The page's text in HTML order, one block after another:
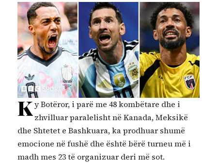
Ky Botëror, i parë me 48 kombëtare dhe i
zhvilluar paralelisht në Kanada, Meksikë
dhe Shtetet e Bashkuara, ka prodhuar shumë
emocione në fushë dhe është bërë turneu më i
madh mes 23 të organizuar deri më sot.